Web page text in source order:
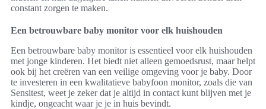
constant zorgen te maken.
Een betrouwbare baby monitor voor elk huishouden
Een betrouwbare baby monitor is essentieel voor elk huishouden
met jonge kinderen. Het biedt niet alleen gemoedsrust, maar helpt
ook bij het creëren van een veilige omgeving voor je baby. Door
te investeren in een kwalitatieve babyfoon monitor, zoals die van
Sensitest, weet je zeker dat je altijd in contact kunt blijven met je
kindje, ongeacht waar je je in huis bevindt.